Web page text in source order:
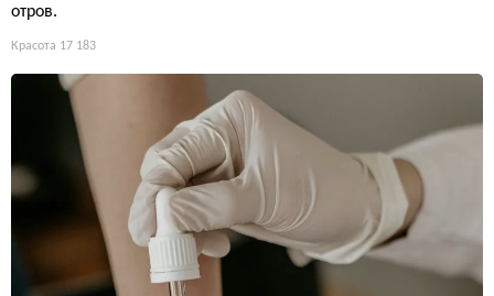
отров.
Красота 17 183